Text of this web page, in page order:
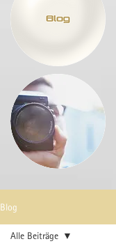
Blog
Alle Beiträge